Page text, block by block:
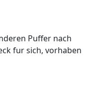
Puffer nach
fur sich, vorhaben